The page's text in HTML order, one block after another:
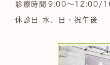
診療時間 9:00～12:00/
休診日 水、日・祝午後